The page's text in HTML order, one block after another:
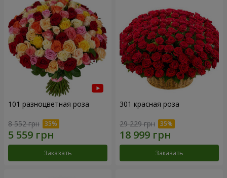
101 разноцветная роза
8 552 грн
Заказать
301 красная роза
29 229 грн
Заказать